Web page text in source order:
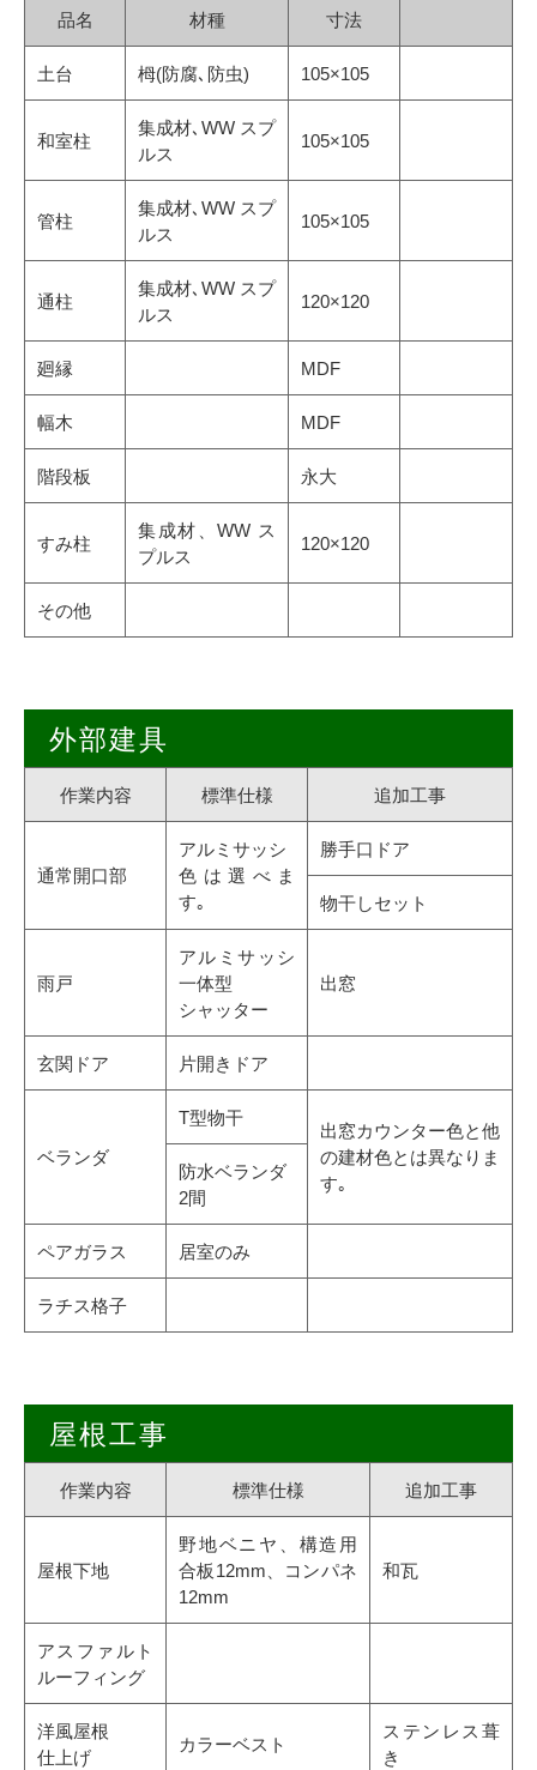
品名 材種 寸法
土台 栂(防腐､防虫) 105×105
和室柱
集成材､WW スプ
ルス
105×105
管柱
集成材､WW スプ
ルス
105×105
通柱
集成材､WW スプ
ルス
120×120
廻縁 MDF
幅木 MDF
階段板 永大
すみ柱
集成材、WW ス
プルス
120×120
その他
外部建具
作業内容 標準仕様 追加工事
通常開口部
アルミサッシ
色は選べま
す｡
勝手口ドア
物干しセット
雨戸
アルミサッシ
一体型
シャッター
出窓
玄関ドア 片開きドア
ベランダ
T型物干
出窓カウンター色と他
の建材色とは異なりま
す｡
防水ベランダ
2間
ペアガラス 居室のみ
ラチス格子
屋根工事
作業内容 標準仕様 追加工事
屋根下地
野地ベニヤ、構造用
合板12mm、コンパネ
12mm
和瓦
アスファルト
ルーフィング
洋風屋根
仕上げ
カラーベスト
ステンレス葺
き